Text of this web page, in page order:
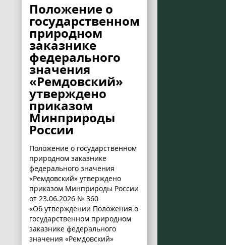
Положение о
государственном
природном
заказнике
федерального
значения
«Ремдовский»
утверждено
приказом
Минприроды
России
Положение о государственном
природном заказнике
федерального значения
«Ремдовский» утверждено
приказом Минприроды России
от 23.06.2026 № 360
«Об утверждении Положения о
государственном природном
заказнике федерального
значения «Ремдовский»